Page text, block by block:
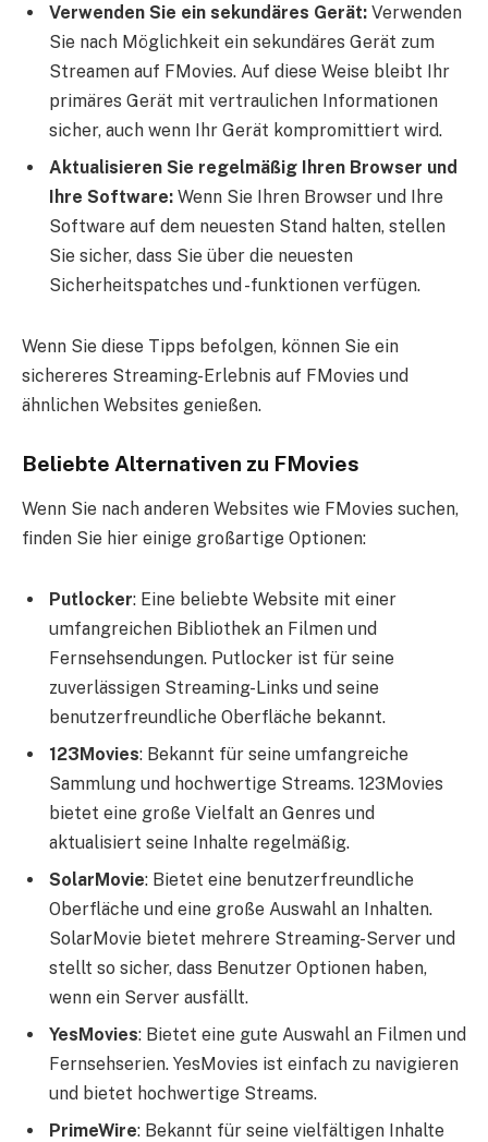
Verwenden Sie ein sekundäres Gerät: Verwenden
Sie nach Möglichkeit ein sekundäres Gerät zum
Streamen auf FMovies. Auf diese Weise bleibt Ihr
primäres Gerät mit vertraulichen Informationen
sicher, auch wenn Ihr Gerät kompromittiert wird.
Aktualisieren Sie regelmäßig Ihren Browser und
Ihre Software: Wenn Sie Ihren Browser und Ihre
Software auf dem neuesten Stand halten, stellen
Sie sicher, dass Sie über die neuesten
Sicherheitspatches und -funktionen verfügen.
Wenn Sie diese Tipps befolgen, können Sie ein
sichereres Streaming-Erlebnis auf FMovies und
ähnlichen Websites genießen.
Beliebte Alternativen zu FMovies
Wenn Sie nach anderen Websites wie FMovies suchen,
finden Sie hier einige großartige Optionen:
Putlocker: Eine beliebte Website mit einer
umfangreichen Bibliothek an Filmen und
Fernsehsendungen. Putlocker ist für seine
zuverlässigen Streaming-Links und seine
benutzerfreundliche Oberfläche bekannt.
123Movies: Bekannt für seine umfangreiche
Sammlung und hochwertige Streams. 123Movies
bietet eine große Vielfalt an Genres und
aktualisiert seine Inhalte regelmäßig.
SolarMovie: Bietet eine benutzerfreundliche
Oberfläche und eine große Auswahl an Inhalten.
SolarMovie bietet mehrere Streaming-Server und
stellt so sicher, dass Benutzer Optionen haben,
wenn ein Server ausfällt.
YesMovies: Bietet eine gute Auswahl an Filmen und
Fernsehserien. YesMovies ist einfach zu navigieren
und bietet hochwertige Streams.
PrimeWire: Bekannt für seine vielfältigen Inhalte